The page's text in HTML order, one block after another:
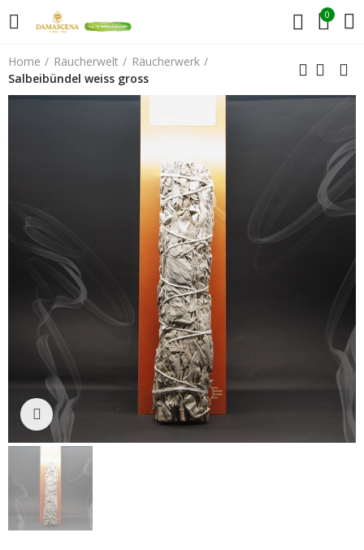
0
Home Räucherwelt
Räucherwerk
Salbeibündel weiss gross
Klicken zum vergrössern